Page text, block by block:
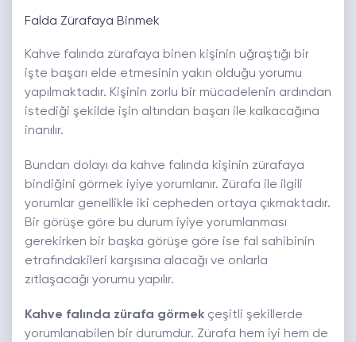
Falda Zürafaya Binmek
Kahve falında zürafaya binen kişinin uğraştığı bir
işte başarı elde etmesinin yakın olduğu yorumu
yapılmaktadır. Kişinin zorlu bir mücadelenin ardından
istediği şekilde işin altından başarı ile kalkacağına
inanılır.
Bundan dolayı da kahve falında kişinin zürafaya
bindiğini görmek iyiye yorumlanır. Zürafa ile ilgili
yorumlar genellikle iki cepheden ortaya çıkmaktadır.
Bir görüşe göre bu durum iyiye yorumlanması
gerekirken bir başka görüşe göre ise fal sahibinin
etrafındakileri karşısına alacağı ve onlarla
zıtlaşacağı yorumu yapılır.
Kahve falında zürafa görmek çeşitli şekillerde
yorumlanabilen bir durumdur. Zürafa hem iyi hem de